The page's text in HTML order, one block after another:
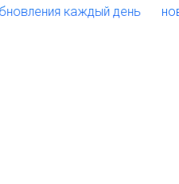
каждый день новый